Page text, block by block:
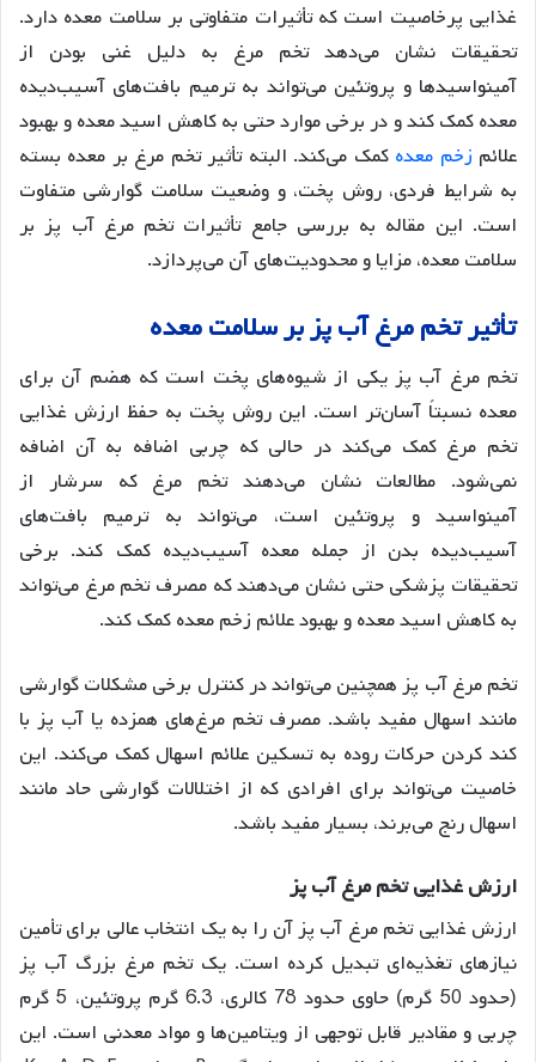
غذایی پرخاصیت است که تأثیرات متفاوتی بر سلامت معده دارد.
تحقیقات نشان می‌دهد تخم مرغ به دلیل غنی بودن از
آمینواسیدها و پروتئین می‌تواند به ترمیم بافت‌های آسیب‌دیده
معده کمک کند و در برخی موارد حتی به کاهش اسید معده و بهبود
علائم زخم معده کمک می‌کند. البته تأثیر تخم مرغ بر معده بسته
به شرایط فردی، روش پخت، و وضعیت سلامت گوارشی متفاوت
است. این مقاله به بررسی جامع تأثیرات تخم مرغ آب پز بر
سلامت معده، مزایا و محدودیت‌های آن می‌پردازد.
تأثیرتخممرغآبپزبرسلامتمعده
تخم مرغ آب پز یکی از شیوه‌های پخت است که هضم آن برای
معده نسبتاً آسان‌تر است. این روش پخت به حفظ ارزش غذایی
تخم مرغ کمک می‌کند در حالی که چربی اضافه به آن اضافه
نمی‌شود. مطالعات نشان می‌دهند تخم مرغ که سرشار از
آمینواسید و پروتئین است، می‌تواند به ترمیم بافت‌های
آسیب‌دیده بدن از جمله معده آسیب‌دیده کمک کند. برخی
تحقیقات پزشکی حتی نشان می‌دهند که مصرف تخم مرغ می‌تواند
به کاهش اسید معده و بهبود علائم زخم معده کمک کند.
تخم مرغ آب پز همچنین می‌تواند در کنترل برخی مشکلات گوارشی
مانند اسهال مفید باشد. مصرف تخم مرغ‌های همزده یا آب پز با
کند کردن حرکات روده به تسکین علائم اسهال کمک می‌کند. این
خاصیت می‌تواند برای افرادی که از اختلالات گوارشی حاد مانند
اسهال رنج می‌برند، بسیار مفید باشد.
ارزشغذاییتخممرغآبپز
ارزش غذایی تخم مرغ آب پز آن را به یک انتخاب عالی برای تأمین
نیازهای تغذیه‌ای تبدیل کرده است. یک تخم مرغ بزرگ آب پز
(حدود 50 گرم) حاوی حدود 78 کالری، 6.3 گرم پروتئین، 5 گرم
چربی و مقادیر قابل توجهی از ویتامین‌ها و مواد معدنی است. این